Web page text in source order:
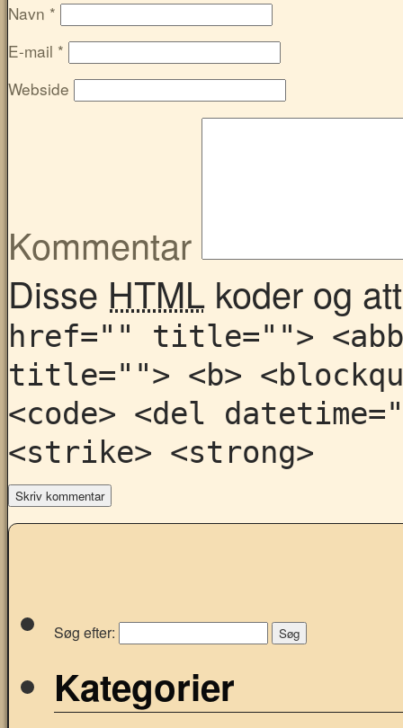
Navn *
E-mail *
Webside
Kommentar
Disse HTML koder og
href="" title="">
title=""> <b>
<code> <del
<strike> <strong>
Søg efter:
Kategorier